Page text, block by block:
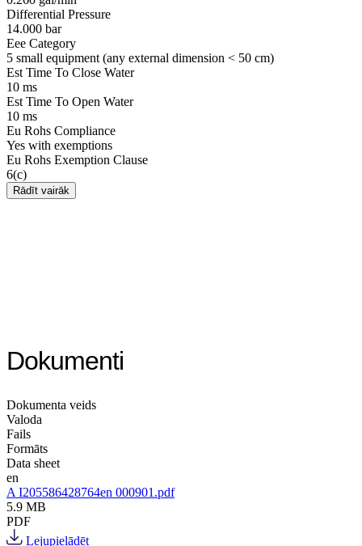
Differential Pressure
14.000 bar
Eee Category
5 small equipment (any external dimension < 50 cm)
Est Time To Close Water
10 ms
Est Time To Open Water
10 ms
Eu Rohs Compliance
Yes with exemptions
Eu Rohs Exemption Clause
6(c)
Rādīt vairāk
Dokumenti
Dokumenta veids
Valoda
Fails
Formāts
Data sheet
en
A I205586428764en 000901.pdf
5.9 MB
PDF
Lejupielādēt